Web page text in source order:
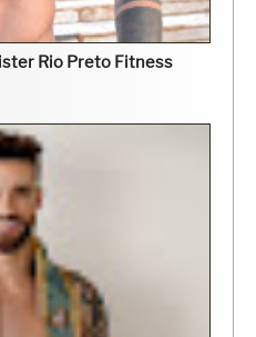
Rio Preto Fitness